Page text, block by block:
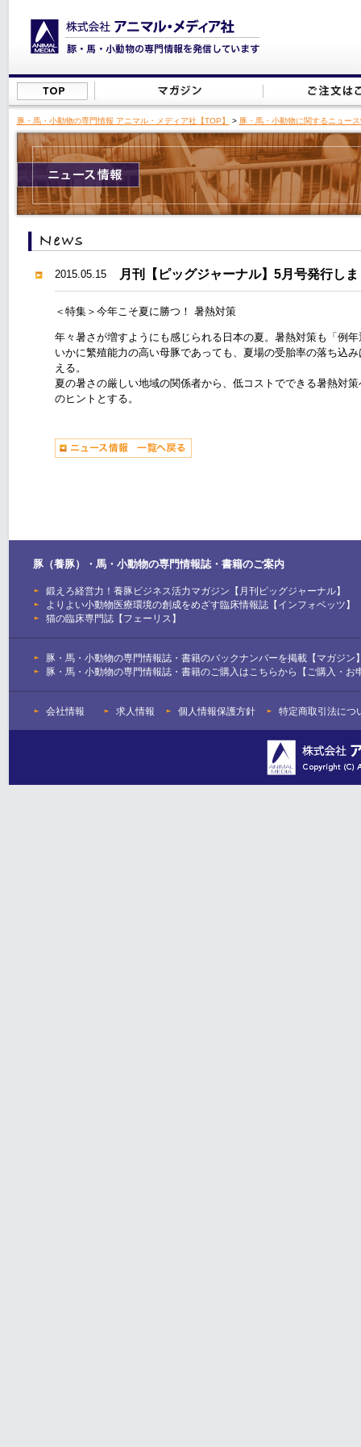
豚・馬・小動物の専門情報 アニマル・メディア社【TOP】 > 豚・馬・小動物に関するニュー
2015.05.15 月刊【ピッグジャーナル】5月号発行し
＜特集＞今年こそ夏に勝つ！ 暑熱対策
年々暑さが増すようにも感じられる日本の夏。暑熱対策も「例
いかに繁殖能力の高い母豚であっても、夏場の受胎率の落ち込
える。
夏の暑さの厳しい地域の関係者から、低コストでできる暑熱対
のヒントとする。
豚（養豚）・馬・小動物の専門情報誌・書籍のご案内
鍛えろ経営力！養豚ビジネス活力マガジン【月刊ピッグジャーナル】
よりよい小動物医療環境の創成をめざす臨床情報誌【インフォベッツ】
猫の臨床専門誌【フェーリス】
豚・馬・小動物の専門情報誌・書籍のバックナンバーを掲載【マガジン
豚・馬・小動物の専門情報誌・書籍のご購入はこちらから【ご購入・お
会社情報 求人情報 個人情報保護方針 特定商取引法につ